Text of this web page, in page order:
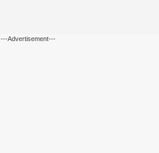
---Advertisement---